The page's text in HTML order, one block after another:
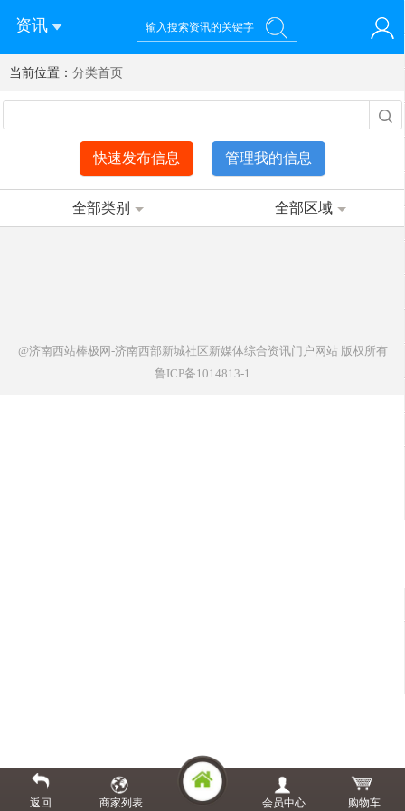
资讯
您好！欢迎来到济南西站棒极网-济南西部新城社区新媒体综
合资讯门户网站
登录 注册 微信快速登录
当前位置： 分类首页
快速发布信息 管理我的信息
全部类别 全部区域
@济南西站棒极网-济南西部新城社区新媒体综合资讯门户网站版权所有
鲁ICP备1014813-1
返回 商家列表 会员中心 购物车